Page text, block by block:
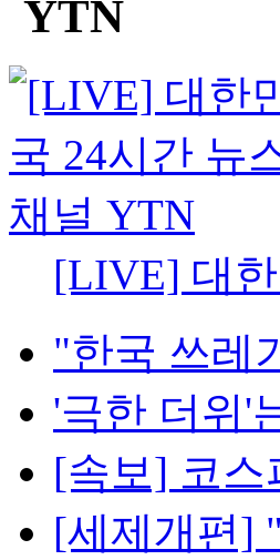
[LIVE] 대
"한국 쓰레
'극한 더위'
[속보] 코스
[세제개편]